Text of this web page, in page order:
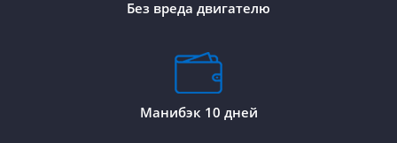
Без вреда двигателю
Манибэк 10 дней